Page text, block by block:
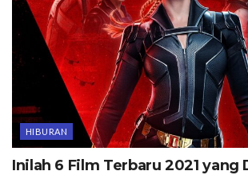
HIBURAN
Inilah 6 Film Terbaru 2021 yang